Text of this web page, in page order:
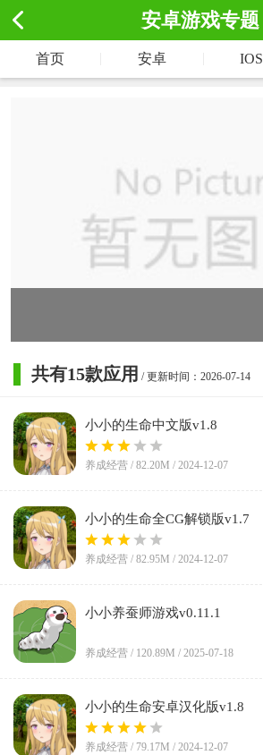
安卓游戏专题
首页 安卓 IOS
共有15款应用 / 更新时间：2026-07-14
小小的生命中文版v1.8
养成经营 / 82.20M / 2024-12-07
小小的生命全CG解锁版v1.7
养成经营 / 82.95M / 2024-12-07
小小养蚕师游戏v0.11.1
养成经营 / 120.89M / 2025-07-18
小小的生命安卓汉化版v1.8
养成经营 / 79.17M / 2024-12-07